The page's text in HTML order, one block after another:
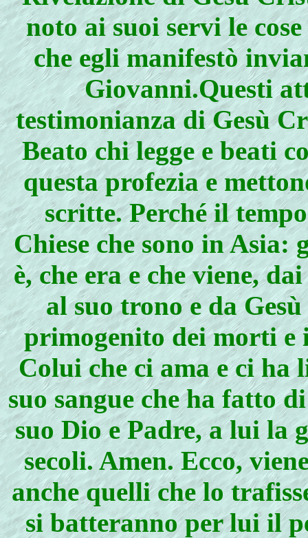
noto ai suoi servi le
che egli manifestò
Giovanni.Questi
testimonianza di Gesù
Beato chi legge e beati
questa profezia e
scritte. Perché il
Chiese che sono in Asia:
è, che era e che viene,
al suo trono e da
primogenito dei morti
Colui che ci ama e ci
suo sangue che ha fatto
suo Dio e Padre, a lui la
secoli. Amen. Ecco,
anche quelli che lo
si batteranno per lui il